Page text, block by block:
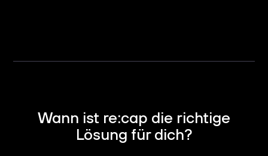
Wann ist re:cap die richtige
Lösung für dich?